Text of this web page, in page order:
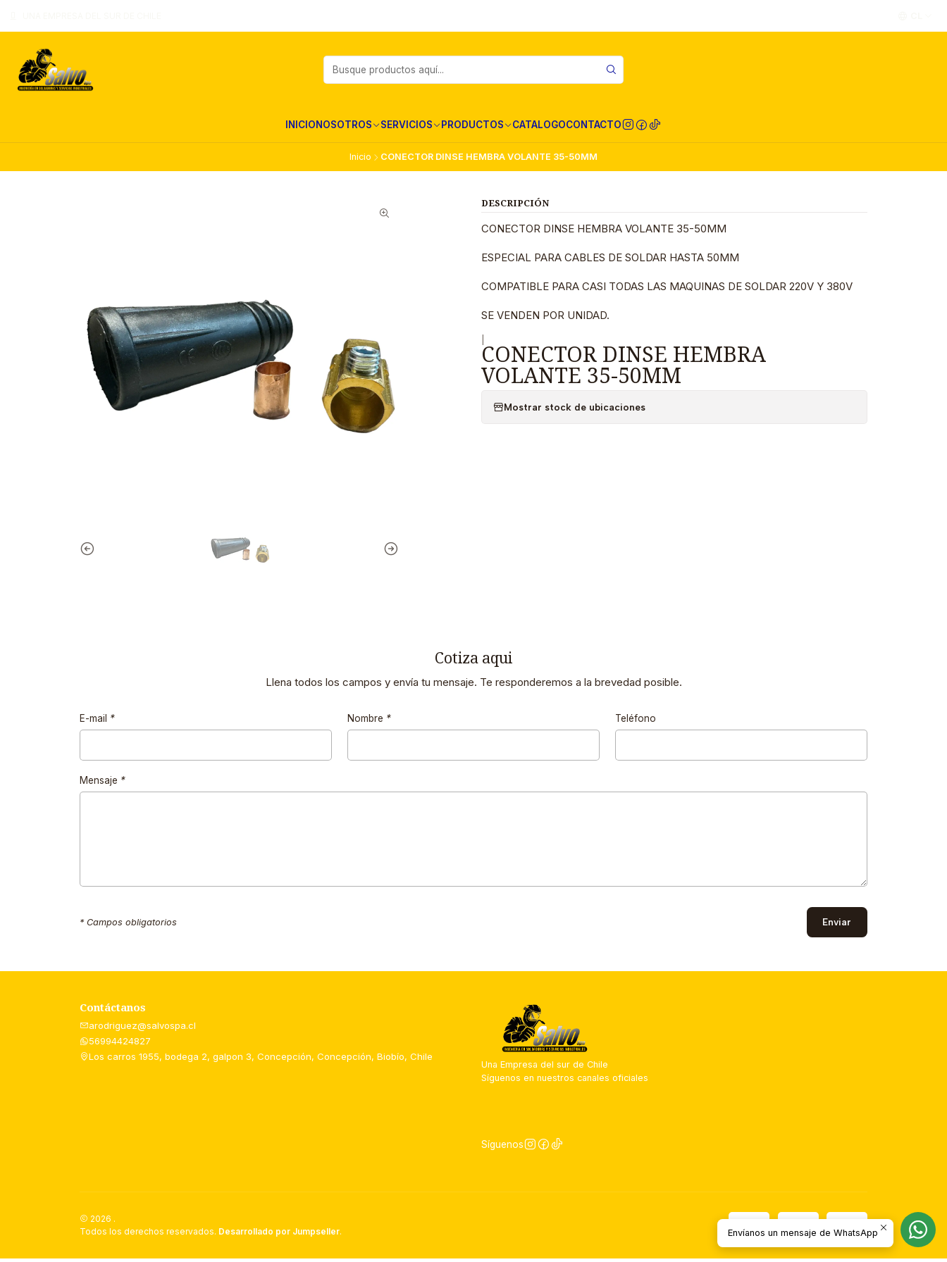
INICIONOSOTROS SERVICIOS PRODUCTOS CATALOGOCONTACTO
Inicio CONECTOR DINSE HEMBRA VOLANTE 35-50MM
DESCRIPCIÓN
CONECTOR DINSE HEMBRA VOLANTE 35-50MM
ESPECIAL PARA CABLES DE SOLDAR HASTA 50MM
COMPATIBLE PARA CASI TODAS LAS MAQUINAS DE SOLDAR 220V Y 380V
SE VENDEN POR UNIDAD.
CONECTOR DINSE HEMBRA
VOLANTE 35-50MM
Mostrar stock de ubicaciones
Cotiza aqui
Llena todos los campos y envía tu mensaje. Te responderemos a la brevedad posible.
E-mail * Nombre * Teléfono
Mensaje *
* Campos obligatorios
Contáctanos
arodriguez@salvospa.cl
56994424827
Los carros 1955, bodega 2, galpon 3, Concepción, Concepción, Biobío, Chile
Una Empresa del sur de Chile
Síguenos en nuestros canales oficiales
Síguenos
2026 .
Todos los derechos reservados. Desarrollado por Jumpseller. Envíanos un mensaje de WhatsApp